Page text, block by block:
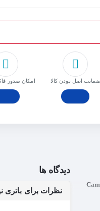
ﺿﻤﺎﻧﺖ اﺻﻞ ﺑﻮدن ﮐﺎﻟﺎ امکان صدور
دیدگاه ها
نظرات برای باتری